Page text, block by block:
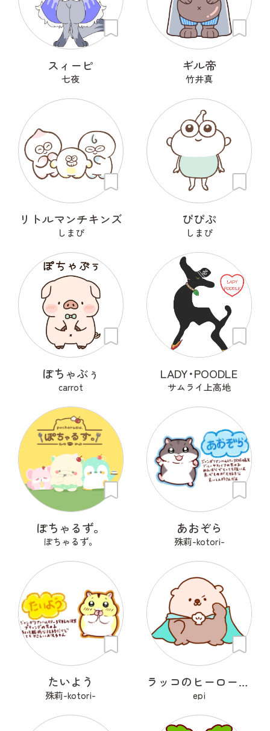
スィーピ
七夜
ギル帝
竹井真
リトルマンチキンズ
しまぴ
ぴぴぷ
しまぴ
ぽちゃぶぅ
carrot
LADY･POODLE
サムライ上高地
ぽちゃるず。
ぽちゃるず。
あおぞら
殊莉-kotori-
たいよう
殊莉-kotori-
ラッコのヒーローラッキー
epi